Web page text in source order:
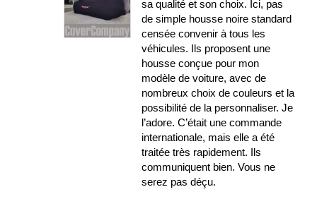
sa qualité et son choix. Ici, pas
de simple housse noire standard
censée convenir à tous les
véhicules. Ils proposent une
housse conçue pour mon
modèle de voiture, avec de
nombreux choix de couleurs et la
possibilité de la personnaliser. Je
l’adore. C’était une commande
internationale, mais elle a été
traitée très rapidement. Ils
communiquent bien. Vous ne
serez pas déçu.